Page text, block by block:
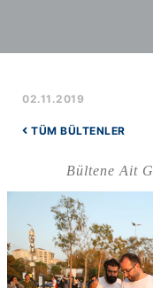
02.11.2019
TÜM BÜLTENLER
Bültene Ait